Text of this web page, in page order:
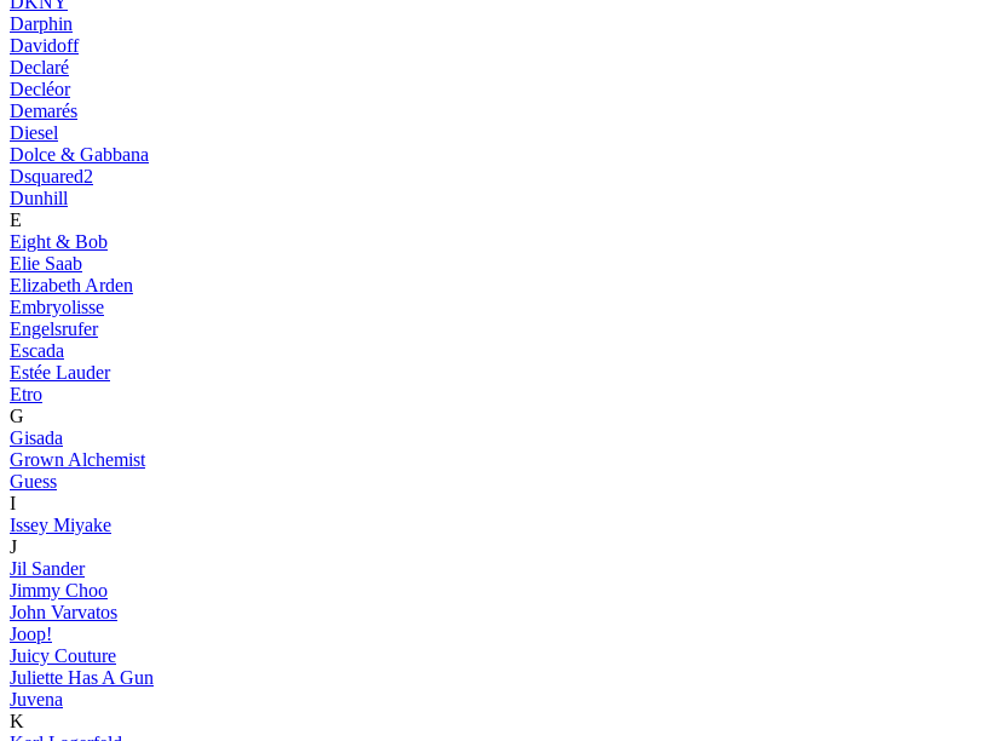
Darphin
Davidoff
Declaré
Decléor
Demarés
Diesel
Dolce & Gabbana
Dsquared2
Dunhill
E
Eight & Bob
Elie Saab
Elizabeth Arden
Embryolisse
Engelsrufer
Escada
Estée Lauder
Etro
G
Gisada
Grown Alchemist
Guess
I
Issey Miyake
J
Jil Sander
Jimmy Choo
John Varvatos
Joop!
Juicy Couture
Juliette Has A Gun
Juvena
K